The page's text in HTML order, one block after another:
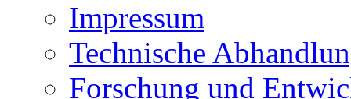
Impressum
Technische
Forschung und